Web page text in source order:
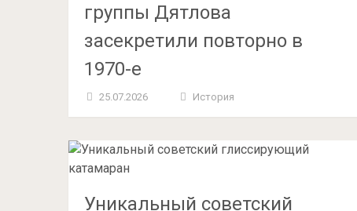
группы Дятлова
засекретили повторно в
1970-е
25.07.2026 История
Уникальный советский